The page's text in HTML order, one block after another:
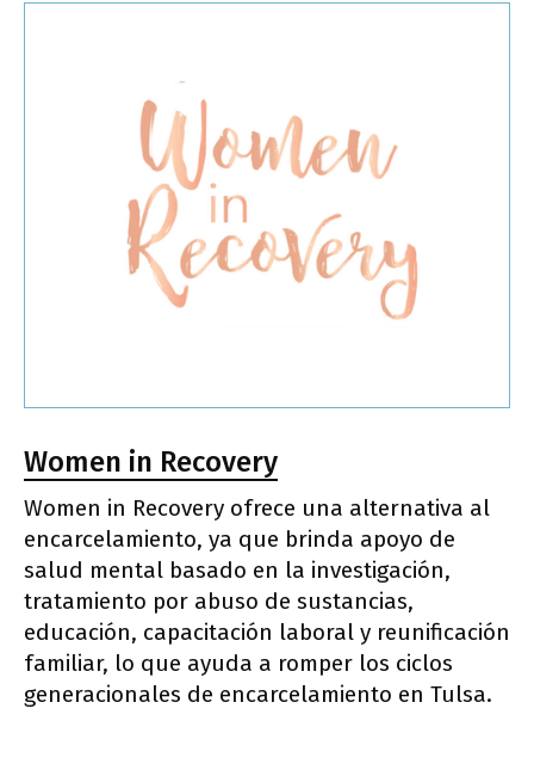
Women in Recovery
Women in Recovery ofrece una alternativa al
encarcelamiento, ya que brinda apoyo de
salud mental basado en la investigación,
tratamiento por abuso de sustancias,
educación, capacitación laboral y reunificación
familiar, lo que ayuda a romper los ciclos
generacionales de encarcelamiento en Tulsa.